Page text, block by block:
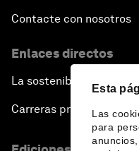
Esta
Las
para
Contacte con nosotros
Enlaces directos
La sostenibilidad en el
Carreras profesionales